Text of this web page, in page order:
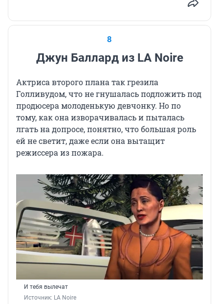
8
Джун Баллард из LA Noire
Актриса второго плана так грезила
Голливудом, что не гнушалась подложить под
продюсера молоденькую девчонку. Но по
тому, как она изворачивалась и пыталась
лгать на допросе, понятно, что большая роль
ей не светит, даже если она вытащит
режиссера из пожара.
И тебя вылечат
Источник: LA Noire